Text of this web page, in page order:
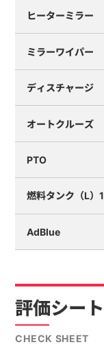
ヒーターミラー
ミラーワイパー
ディスチャージ
オートクルーズ
PTO
燃料タンク（L）1
AdBlue
評価シート
CHECK SHEET